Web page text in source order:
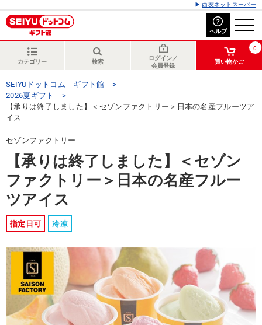
西友ネットスーパー
ヘルプ
カテゴリー 検索
ログイン／
会員登録
0
買い物かご
SEIYUドットコム ギフト館
2026夏ギフト
【承りは終了しました】＜セゾンファクトリー＞日本の名産フルーツア
イス
セゾンファクトリー
【承りは終了しました】＜セゾン
ファクトリー＞日本の名産フルー
ツアイス
指定日可 冷凍